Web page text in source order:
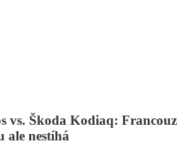
vs. Škoda Kodiaq: Francouz
ale nestíhá